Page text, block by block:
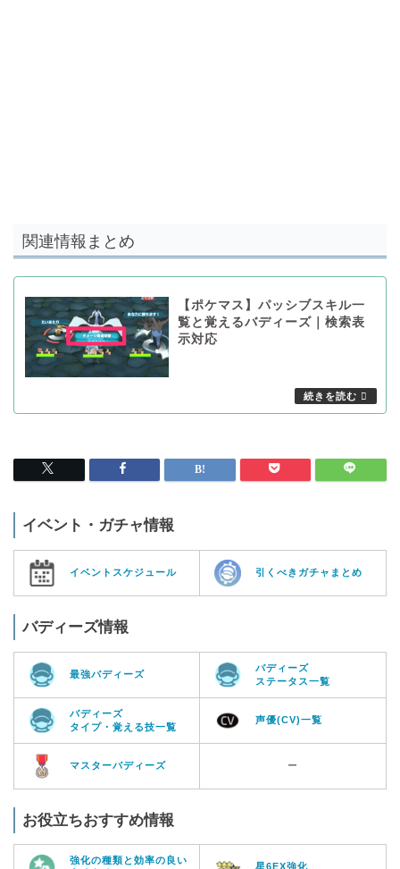
関連情報まとめ
【ポケマス】パッシブスキル一
覧と覚えるバディーズ｜検索表
示対応
イベント・ガチャ情報
イベントスケジュール 引くべきガチャまとめ
バディーズ情報
最強バディーズ
バディーズ
ステータス一覧
バディーズ
タイプ・覚える技一覧
声優(CV)一覧
マスターバディーズ ー
お役立ちおすすめ情報
強化の種類と効率の良い
星6EX強化